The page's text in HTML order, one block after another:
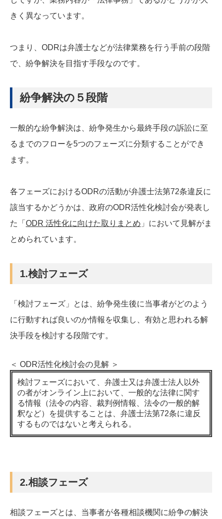
きく異なっています。
つまり、ODRは弁護士などが法律業務を行う手前の段階
で、紛争解決を目指す手段なのです。
紛争解決の５段階
一般的な紛争解決は、紛争発生から最終手段の訴訟に至
るまでのフローを5つのフェーズに分類することができ
ます。
各フェーズにおけるODRの活動が弁護士法第72条違反に
該当するかどうかは、政府のODR活性化検討会が発表し
た「 ODR 活性化に向けた取りまとめ 」において見解がま
とめられています。
1.検討フェーズ
「検討フェーズ」とは、紛争発生後に当事者がどのよう
に行動すれば良いのか情報を収集し、有効と思われる解
決手段を検討する段階です。
＜ ODR活性化検討会の見解 ＞
検討フェーズにおいて、弁護士又は弁護士法人以外
の者がオンライン上において、一般的な法律に関す
る情報（法令の内容、裁判例情報、法令の一般的解
釈など）を提供することは、弁護士法第72条に違反
するものではないと考えられる。
2.相談フェーズ
相談フェーズとは、当事者が各種相談機関に紛争の解決